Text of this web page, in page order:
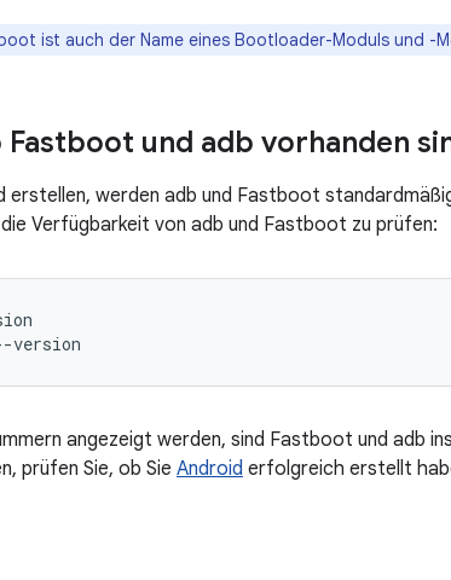
ist auch der Name eines Bootloader-Moduls und -
Fastboot und adb vorhanden
erstellen, werden adb und Fastboot
Verfügbarkeit von adb und Fastboot zu prüfen:
version
angezeigt werden, sind Fastboot und adb
prüfen Sie, ob Sie Android erfolgreich erstellt